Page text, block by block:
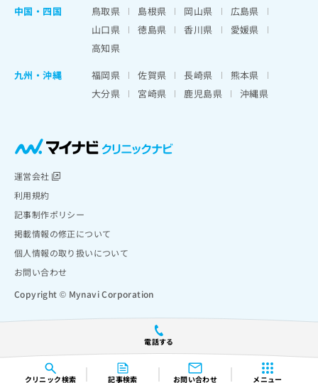
クリニック検索 記事検索 お問い合わせ メニュー
電話する
中国・四国
鳥取県 島根県 岡山県
広島県
山口県
徳島県 香川県
愛媛県
高知県
九州・沖縄
福岡県 佐賀県 長崎県
熊本県
大分県
宮崎県 鹿児島県 沖縄県
運営会社
利用規約
記事制作ポリシー
掲載情報の修正について
個人情報の取り扱いについて
お問い合わせ
Copyright © Mynavi Corporation